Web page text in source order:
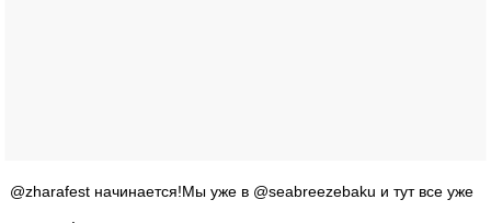
@zharafest начинается!Мы уже в @seabreezebaku и тут все уже